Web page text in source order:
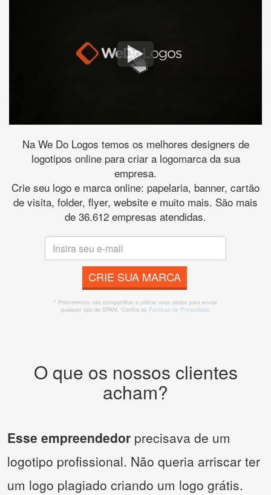
Na We Do Logos temos os melhores designers de
logotipos online para criar a logomarca da sua
empresa.
Crie seu logo e marca online: papelaria, banner, cartão
de visita, folder, flyer, website e muito mais. São mais
de 36.612 empresas atendidas.
CRIE SUA MARCA
* Prometemos não compartilhar e utilizar seus dados para enviar
qualquer tipo de SPAM. Confira as Políticas de Privacidade.
O que os nossos clientes
acham?
Esse empreendedor precisava de um
logotipo profissional. Não queria arriscar ter
um logo plagiado criando um logo grátis.